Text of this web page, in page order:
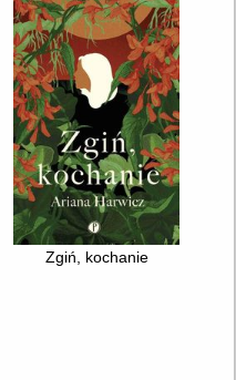
Zgiń, kochanie